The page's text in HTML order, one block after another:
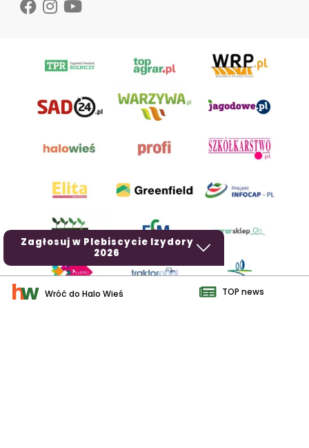
Zagłosuj w Plebiscycie Izydory
2026
Wróć do Halo Wieś TOP news